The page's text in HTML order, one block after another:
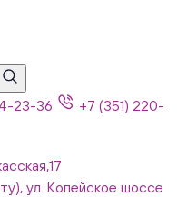
23-36
+7 (351) 220-
ул. Копейское шоссе